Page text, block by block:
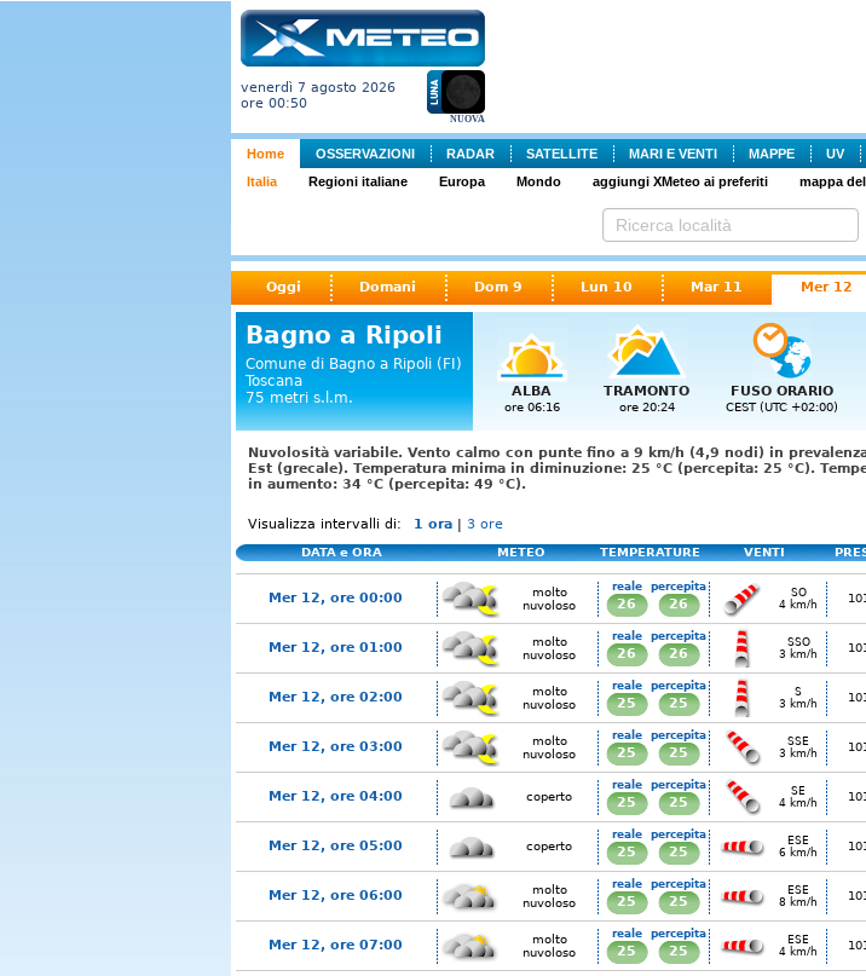
venerdì 7 agosto 2026
ore 00:50
NUOVA
Home OSSERVAZIONI RADAR SATELLITE MARI E VENTI MAPPE UV
Italia
Regioni italiane Europa Mondo aggiungi XMeteo ai preferiti mappa
Oggi Domani Dom 9 Lun 10 Mar 11 Mer 12
Bagno a Ripoli
Comune di Bagno a Ripoli (FI)
Toscana
75 metri s.l.m.
ALBA
ore 06:16
TRAMONTO
ore 20:24
FUSO ORARIO
CEST (UTC +02:00)
Nuvolosità variabile. Vento calmo con punte fino a 9 km/h (4,9 nodi) in
Est (grecale). Temperatura minima in diminuzione: 25 °C (percepita: 25 °C).
in aumento: 34 °C (percepita: 49 °C).
Visualizza intervalli di: 1 ora | 3 ore
DATA e ORA METEO TEMPERATURE VENTI
Mer 12, ore 00:00
molto
nuvoloso
reale
26
percepita
26
SO
4 km/h
Mer 12, ore 01:00
molto
nuvoloso
reale
26
percepita
26
SSO
3 km/h
Mer 12, ore 02:00
molto
nuvoloso
reale
25
percepita
25
S
3 km/h
Mer 12, ore 03:00
molto
nuvoloso
reale
25
percepita
25
SSE
3 km/h
Mer 12, ore 04:00 coperto
reale
25
percepita
25
SE
4 km/h
Mer 12, ore 05:00 coperto
reale
25
percepita
25
ESE
6 km/h
Mer 12, ore 06:00
molto
nuvoloso
reale
25
percepita
25
ESE
8 km/h
Mer 12, ore 07:00
molto
nuvoloso
reale
25
percepita
25
ESE
4 km/h